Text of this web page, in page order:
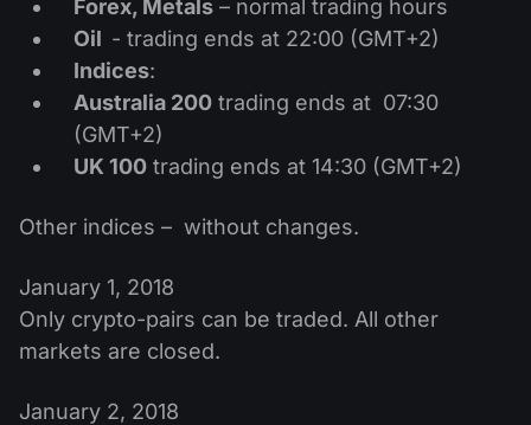
PAMM ECN
Masters e Seguidores
Concursos Forex
Ações
Criptomoedas
Calendário de dividendos
Fórum Forex
Centro de ajuda
O que é negociação de CFDs?
O que é negociação ECN?
O que é um corretor Forex?
Por que nós?
Contate-nos
Forex, Metals – normal trading hours
Oil - trading ends at 22:00 (GMT+2)
Indices:
Australia 200 trading ends at 07:30
(GMT+2)
UK 100 trading ends at 14:30 (GMT+2)
Other indices – without changes.
January 1, 2018
Only crypto-pairs can be traded. All other
markets are closed.
January 2, 2018